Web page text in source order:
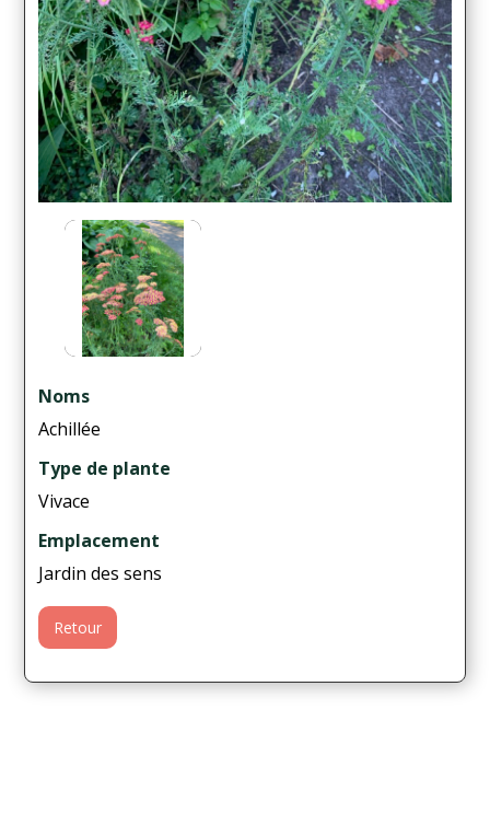
Noms
Achillée
Type de plante
Vivace
Emplacement
Jardin des sens
Retour